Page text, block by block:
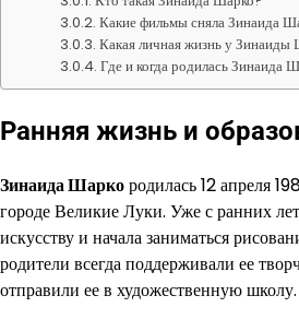
Какие фильмы сняла Зинаида
Какая личная жизнь у Зинаиды
Где и когда родилась Зинаида
Ранняя жизнь и
Зинаида Шаркородилась 12 апреля
городе Великие Луки. Уже с ранних
искусству и начала заниматься
родители всегда поддерживали ее
отправили ее в художественную школу.